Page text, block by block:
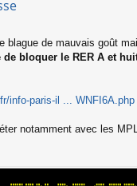
blague de mauvais goût
de bloquer le RER A et
info-paris-il ... WNFI6A.php
notamment avec les